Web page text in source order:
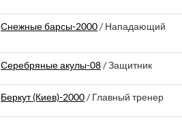
Снежные барсы-2000 / Нападающий
Серебряные акулы-08 / Защитник
Беркут (Киев)-2000 / Главный тренер